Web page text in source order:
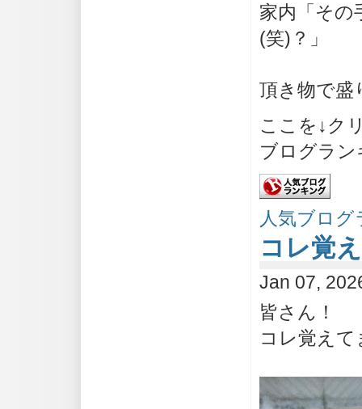
家内「その
(笑)？」
頂き物で盛
ここを↓ク
ブログラン
人気ブロ
コレ覚
Jan 07,
皆さん！
コレ覚え